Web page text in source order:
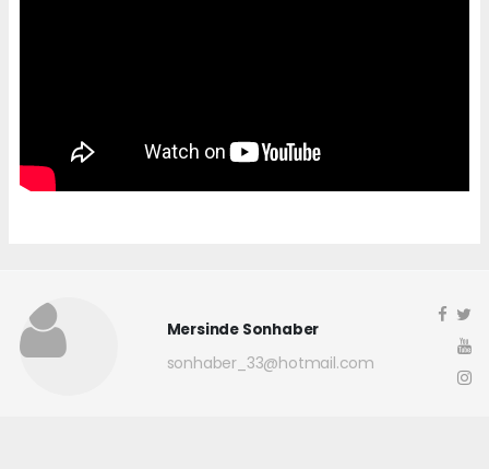
Mersinde Sonhaber
sonhaber_33@hotmail.com